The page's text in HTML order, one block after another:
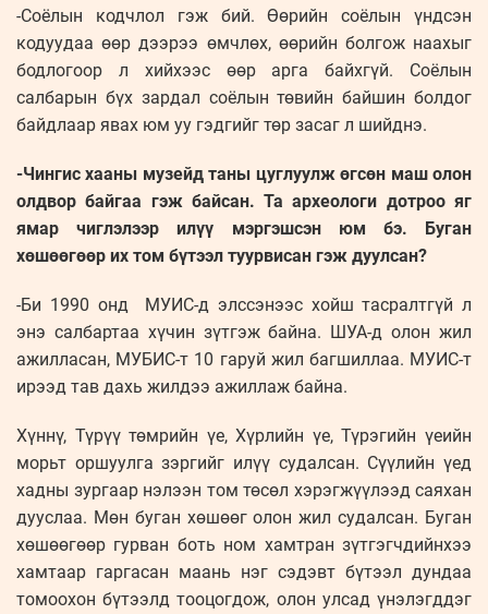
-Соёлын кодчлол гэж бий. Өөрийн соёлын үндсэн
кодуудаа өөр дээрээ өмчлөх, өөрийн болгож наахыг
бодлогоор л хийхээс өөр арга байхгүй. Соёлын
салбарын бүх зардал соёлын төвийн байшин болдог
байдлаар явах юм уу гэдгийг төр засаг л шийднэ.
-Чингис хааны музейд таны цуглуулж өгсөн маш олон
олдвор байгаа гэж байсан. Та археологи дотроо яг
ямар чиглэлээр илүү мэргэшсэн юм бэ. Буган
хөшөөгөөр их том бүтээл туурвисан гэж дуулсан?
-Би 1990 онд МУИС-д элссэнээс хойш тасралтгүй л
энэ салбартаа хүчин зүтгэж байна. ШУА-д олон жил
ажилласан, МУБИС-т 10 гаруй жил багшиллаа. МУИС-т
ирээд тав дахь жилдээ ажиллаж байна.
Хүннү, Түрүү төмрийн үе, Хүрлийн үе, Түрэгийн үеийн
морьт оршуулга зэргийг илүү судалсан. Сүүлийн үед
хадны зургаар нэлээн том төсөл хэрэгжүүлээд саяхан
дууслаа. Мөн буган хөшөөг олон жил судалсан. Буган
хөшөөгөөр гурван боть ном хамтран зүтгэгчдийнхээ
хамтаар гаргасан маань нэг сэдэвт бүтээл дундаа
томоохон бүтээлд тооцогдож, олон улсад үнэлэгддэг